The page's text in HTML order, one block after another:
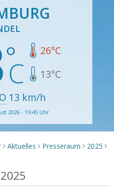
26°C
13°C
13 km/h
2026 - 19:45 Uhr
> Aktuelles > Presseraum > 2025 >